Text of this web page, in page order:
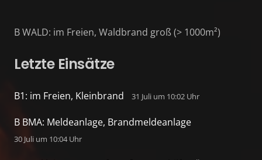
B WALD: im Freien, Waldbrand groß (> 1000m²)
Letzte Einsätze
B1: im Freien, Kleinbrand 31 Juli um 10:02 Uhr
B BMA: Meldeanlage, Brandmeldeanlage
30 Juli um 10:04 Uhr